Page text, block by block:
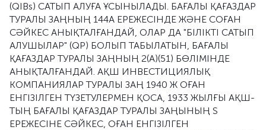
(QIBs) САТЫП АЛУҒА ҰСЫНЫЛАДЫ. БАҒАЛЫ ҚАҒАЗДАР
ТУРАЛЫ ЗАҢНЫҢ 144А ЕРЕЖЕСІНДЕ ЖӘНЕ СОҒАН
СӘЙКЕС АНЫҚТАЛҒАНДАЙ, ОЛАР ДА "БІЛІКТІ САТЫП
АЛУШЫЛАР" (QP) БОЛЫП ТАБЫЛАТЫН, БАҒАЛЫ
ҚАҒАЗДАР ТУРАЛЫ ЗАҢНЫҢ 2(A)(51) БӨЛІМІНДЕ
АНЫҚТАЛҒАНДАЙ. АҚШ ИНВЕСТИЦИЯЛЫҚ
КОМПАНИЯЛАР ТУРАЛЫ ЗАҢ 1940 Ж ОҒАН
ЕНГІЗІЛГЕН ТҮЗЕТУЛЕРМЕН ҚОСА, 1933 ЖЫЛҒЫ АҚШ-
ТЫҢ БАҒАЛЫ ҚАҒАЗДАР ТУРАЛЫ ЗАҢЫНЫҢ S
ЕРЕЖЕСІНЕ СӘЙКЕС, ОҒАН ЕНГІЗІЛГЕН